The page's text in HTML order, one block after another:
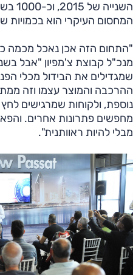
המחסום העיקרי הוא בכמויות
"התחום הזה אכן נאכל מכמה
מנכ"ל קבוצת צ'מפיון "אבל
שמגדילים את הבידול מכלי
ההרכבה והמוצר עצמו וזה
נוספת, ולקוחות שמרגישים לחץ
מחפשים פתרונות אחרים.
מבלי להיות ראוותנית".